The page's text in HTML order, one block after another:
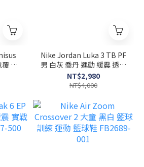
運
Nike Jordan Luka 3 TB PF
男 白灰 喬丹 運動 緩震 透氣
籃球鞋 FQ7455-106
NT$2,980
NT$4,000